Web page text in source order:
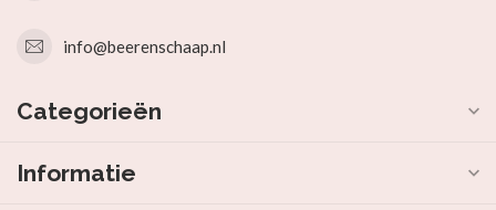
info@beerenschaap.nl
Categorieën
Informatie